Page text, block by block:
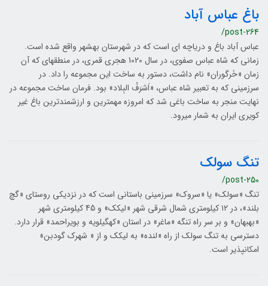
باغ عباس آباد
/post-264
عباس آباد باغ و دریاچه ‎ای است که در شهرستان بهشهر واقع شده است.
زمانی که شاه عباس صفوی، در سال 1020 هجری قمری، در منطقه‎ای که آن
زمان «خَرگوران» نام داشت، دستور به ساخت این مجموعه را داد. در
سرزمینی که به تعبیر شاه عباس، «اَشرَفُ‎ البِلاد» بود. فرمان ساخت مجموعه در
نهایت منجر به ساخت باغی شد که امروزه مهم‎ترین و ارزشمندترین باغ غیر
کویری ایران به شمار می‎رود.
تنگ سولک
/post-250
تنگ «سولک» یا «سروک» سرزمینی باستانی است که در نزدیکی روستای «گچ
بلند»، در ۱۲ کیلومتری شمال شرقی شهر «لیکک» و 45 کیلومتری شهر
«بهبهان» و بر سر راه تنگه «ماغر» در استان «کهگیلویه و بویراحمد» قرار دارد.
دسترسی به تنگ سولک از راه «لنده» به لیکک و از « شهرک گودبن»
امکان‎پذیر است.